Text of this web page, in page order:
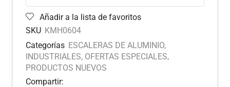
Añadir a la lista de favoritos
SKU KMH0604
Categorías ESCALERAS DE ALUMINIO,
INDUSTRIALES, OFERTAS ESPECIALES,
PRODUCTOS NUEVOS
Compartir: